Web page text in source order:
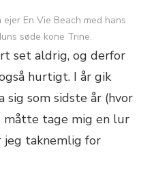
En Vie Beach med hans
søde kone Trine.
set aldrig, og derfor
hurtigt. I år gik
som sidste år (hvor
tage mig en lur
jeg taknemlig for